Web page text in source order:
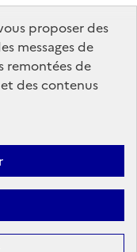
proposer des
messages de
remontées de
des contenus
site sont sous